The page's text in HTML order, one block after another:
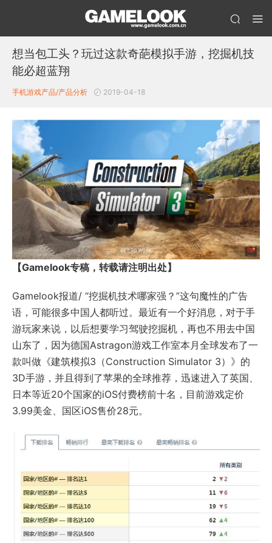
想当包工头？玩过这款奇葩模拟手游，挖掘机技
能必超蓝翔
手机游戏产品/产品分析 2019-04-18
【Gamelook专稿，转载请注明出处】
Gamelook报道/ “挖掘机技术哪家强？”这句魔性的广告
语，可能很多中国人都听过。最近有一个好消息，对于手
游玩家来说，以后想要学习驾驶挖掘机，再也不用去中国
山东了，因为德国Astragon游戏工作室本月全球发布了一
款叫做《建筑模拟3（Construction Simulator 3）》的
3D手游，并且得到了苹果的全球推荐，迅速进入了英国、
日本等近20个国家的iOS付费榜前十名，目前游戏定价
3.99美金、国区iOS售价28元。